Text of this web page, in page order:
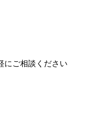
にご相談ください